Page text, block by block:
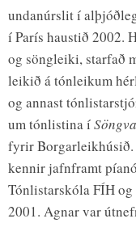
undanúrslit í
í París haustið 2002.
og söngleiki, starfað
leikið á tónleikum
og annast
um tónlistina í
fyrir Borgarleikhúsið.
kennir jafnframt
Tónlistarskóla FÍH
2001. Agnar var